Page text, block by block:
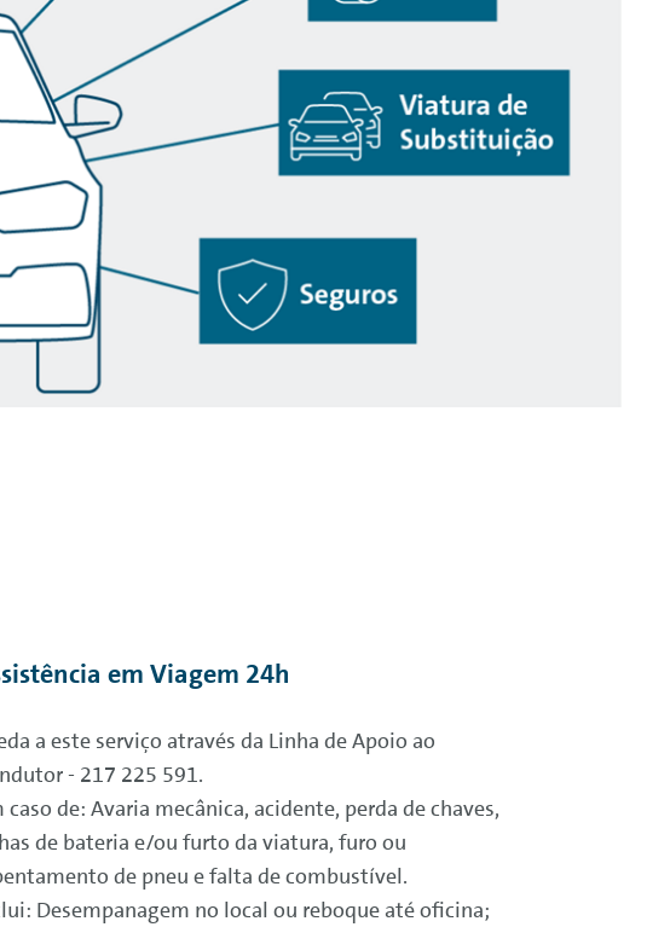
em Viagem 24h
a este serviço através da Linha de Apoio ao
- 217 225 591.
caso de: Avaria mecânica, acidente, perda de chaves,
de bateria e/ou furto da viatura, furo ou
de pneu e falta de combustível.
Desempanagem no local ou reboque até oficina;